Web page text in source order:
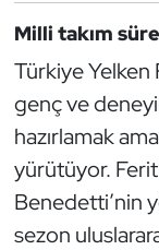
Milli takım
Türkiye
genç ve
hazırlamak
yürütüyor.
Benedetti’nin
sezon
Motor
Muay Thai
Okçuluk
Optimist